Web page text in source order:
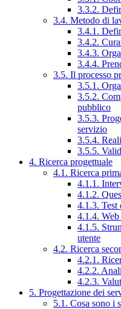
3.3.2.
3.4. Metodo di
3.4.1.
3.4.2.
3.4.3.
3.4.4.
3.5. Il processo
3.5.1.
3.5.2.
pubblico
3.5.3.
servizio
3.5.4.
3.5.5.
4. Ricerca progettuale
4.1. Ricerca
4.1.1.
4.1.2.
4.1.3. Test
4.1.4.
4.1.5.
utente
4.2. Ricerca
4.2.1.
4.2.2.
4.2.3.
5. Progettazione dei
5.1. Cosa sono i